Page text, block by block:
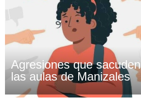
Agresiones que sacuden
las aulas de Manizales